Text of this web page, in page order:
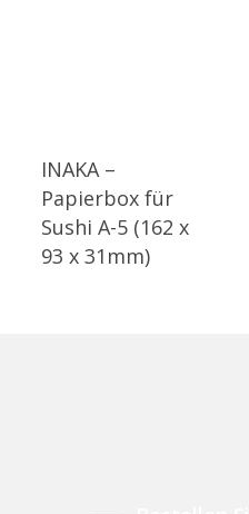
INAKA –
Papierbox für
Sushi A-5 (162 x
93 x 31mm)